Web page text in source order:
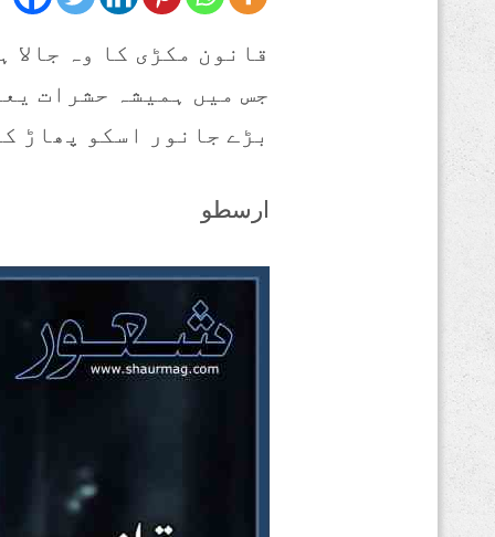
قانون مکڑی کا وہ جالا
جس میں ہمیشہ حشرات
بڑے جانور اسکو پھاڑ
ارسطو